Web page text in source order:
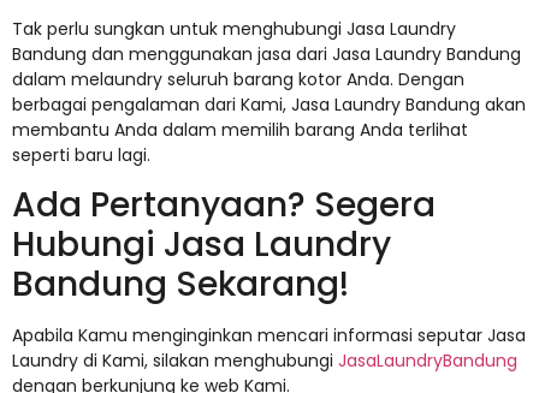
Tak perlu sungkan untuk menghubungi Jasa Laundry
Bandung dan menggunakan jasa dari Jasa Laundry Bandung
dalam melaundry seluruh barang kotor Anda. Dengan
berbagai pengalaman dari Kami, Jasa Laundry Bandung akan
membantu Anda dalam memilih barang Anda terlihat
seperti baru lagi.
Ada Pertanyaan? Segera
Hubungi Jasa Laundry
Bandung Sekarang!
Apabila Kamu menginginkan mencari informasi seputar Jasa
Laundry di Kami, silakan menghubungi JasaLaundryBandung
dengan berkunjung ke web Kami.